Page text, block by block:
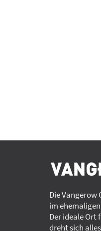
Die Vangerow
im
Der ideale Ort
dreht sich